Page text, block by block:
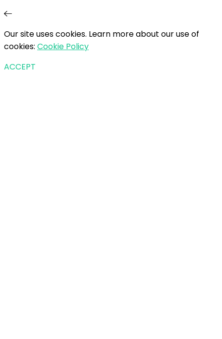
Our site uses cookies. Learn more about our use of
cookies: Cookie Policy
ACCEPT